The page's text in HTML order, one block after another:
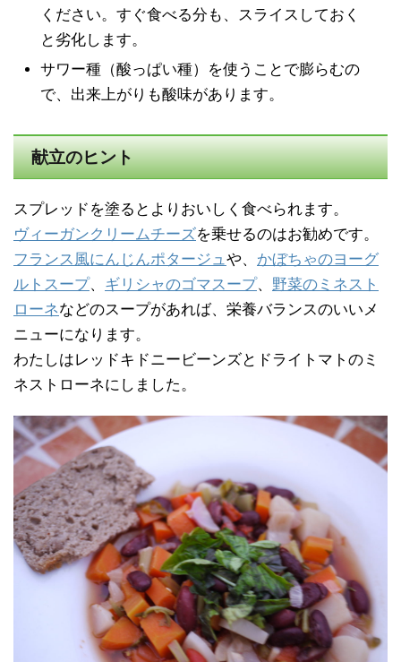
ください。すぐ食べる分も、スライスしておく
と劣化します。
サワー種（酸っぱい種）を使うことで膨らむの
で、出来上がりも酸味があります。
献立のヒント
スプレッドを塗るとよりおいしく食べられます。
ヴィーガンクリームチーズを乗せるのはお勧めです。
フランス風にんじんポタージュや、 かぼちゃのヨーグ
ルトスープ、 ギリシャのゴマスープ、 野菜のミネスト
ローネなどのスープがあれば、栄養バランスのいいメ
ニューになります。
わたしはレッドキドニービーンズとドライトマトのミ
ネストローネにしました。